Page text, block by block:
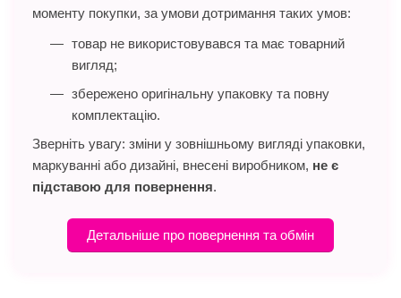
моменту покупки, за умови дотримання таких умов:
товар не використовувався та має товарний
вигляд;
збережено оригінальну упаковку та повну
комплектацію.
Зверніть увагу: зміни у зовнішньому вигляді упаковки,
маркуванні або дизайні, внесені виробником, не є
підставою для повернення.
Детальніше про повернення та обмін